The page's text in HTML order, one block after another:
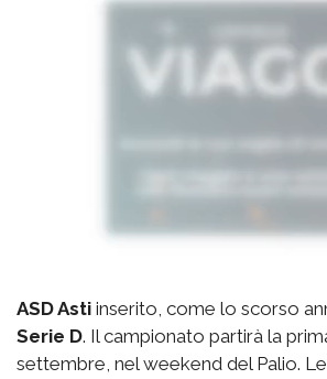
ASD Asti inserito, come lo scorso
Serie D. Il campionato partirà la
settembre, nel weekend del Palio.